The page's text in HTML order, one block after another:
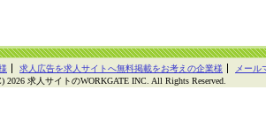
求人広告を求人サイトへ無料掲載をお考えの企業様
メール
2026 求人サイトのWORKGATE INC. All Rights Reserved.